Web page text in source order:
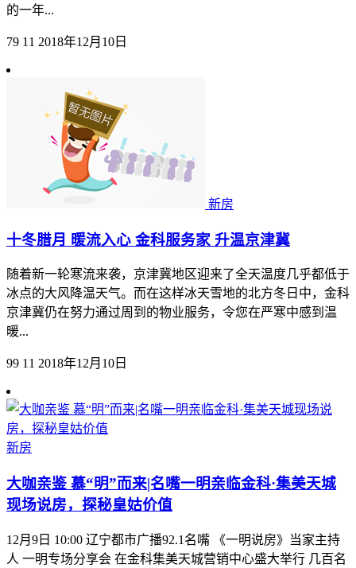
的一年...
79 11 2018年12月10日
新房
十冬腊月 暖流入心 金科服务家 升温京津冀
随着新一轮寒流来袭，京津冀地区迎来了全天温度几乎都低于
冰点的大风降温天气。而在这样冰天雪地的北方冬日中，金科
京津冀仍在努力通过周到的物业服务，令您在严寒中感到温
暖...
99 11 2018年12月10日
新房
大咖亲鉴 慕“明”而来|名嘴一明亲临金科·集美天城
现场说房，探秘皇姑价值
12月9日 10:00 辽宁都市广播92.1名嘴 《一明说房》当家主持
人 一明专场分享会 在金科集美天城营销中心盛大举行 几百名